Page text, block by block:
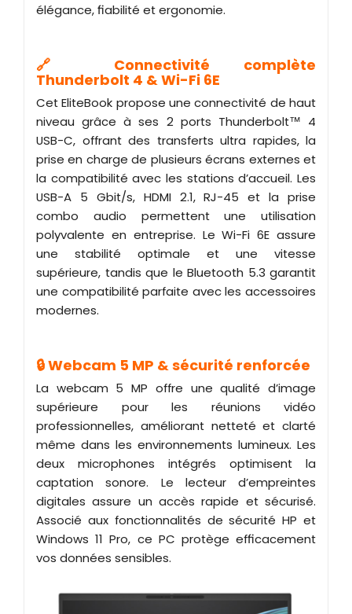
élégance, fiabilité et ergonomie.
🔗 Connectivité complète
Thunderbolt 4 & Wi-Fi 6E
Cet EliteBook propose une connectivité de haut
niveau grâce à ses 2 ports Thunderbolt™ 4
USB-C, offrant des transferts ultra rapides, la
prise en charge de plusieurs écrans externes et
la compatibilité avec les stations d’accueil. Les
USB-A 5 Gbit/s, HDMI 2.1, RJ-45 et la prise
combo audio permettent une utilisation
polyvalente en entreprise. Le Wi-Fi 6E assure
une stabilité optimale et une vitesse
supérieure, tandis que le Bluetooth 5.3 garantit
une compatibilité parfaite avec les accessoires
modernes.
🔒 Webcam 5 MP & sécurité renforcée
La webcam 5 MP offre une qualité d’image
supérieure pour les réunions vidéo
professionnelles, améliorant netteté et clarté
même dans les environnements lumineux. Les
deux microphones intégrés optimisent la
captation sonore. Le lecteur d’empreintes
digitales assure un accès rapide et sécurisé.
Associé aux fonctionnalités de sécurité HP et
Windows 11 Pro, ce PC protège efficacement
vos données sensibles.